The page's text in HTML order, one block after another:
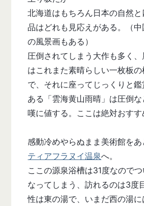
北海道はもちろん日本の自然
品はどれも見応えがある。（
の風景画もある）
圧倒されてしまう大作も多く
はこれまた素晴らしい一枚板
で、それに座ってじっくりと
ある「雲海黄山雨晴」は圧倒
嘆に値する。ここは絶対おすす
感動冷めやらぬまま美術館をあ
ティアフラヌイ温泉へ。
ここの源泉浴槽は31度なので
なってしまう、訪れるのは3度
性は東の湯で、いまだ西の湯